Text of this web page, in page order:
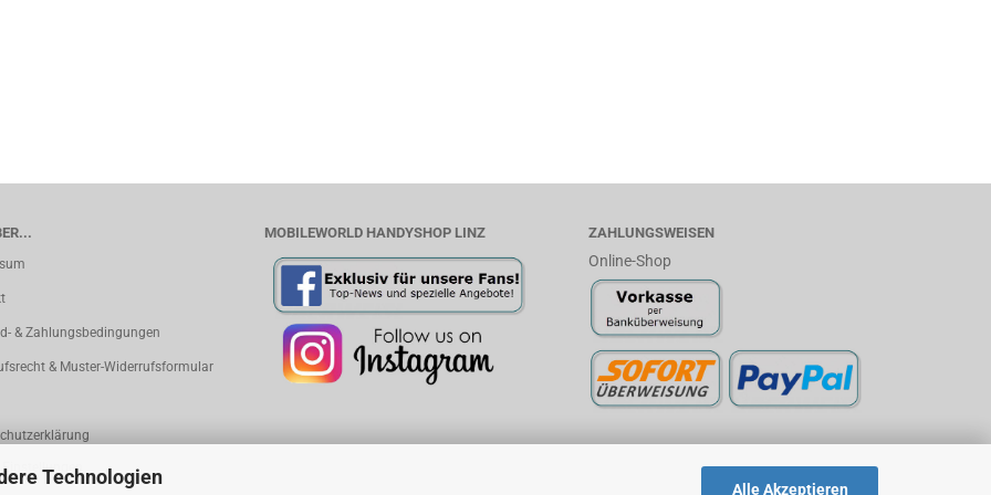
Technologien
Alle Akzeptieren
& Zahlungsbedingungen
& Muster-Widerrufsformular
Einstellungen
MOBILEWORLD HANDYSHOP LINZ ZAHLUNGSWEISEN
Online-Shop